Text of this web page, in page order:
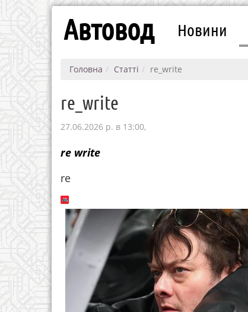
Автовод Новини
Головна Статті re_write
re_write
27.06.2026 р. в 13:00,
re write
re